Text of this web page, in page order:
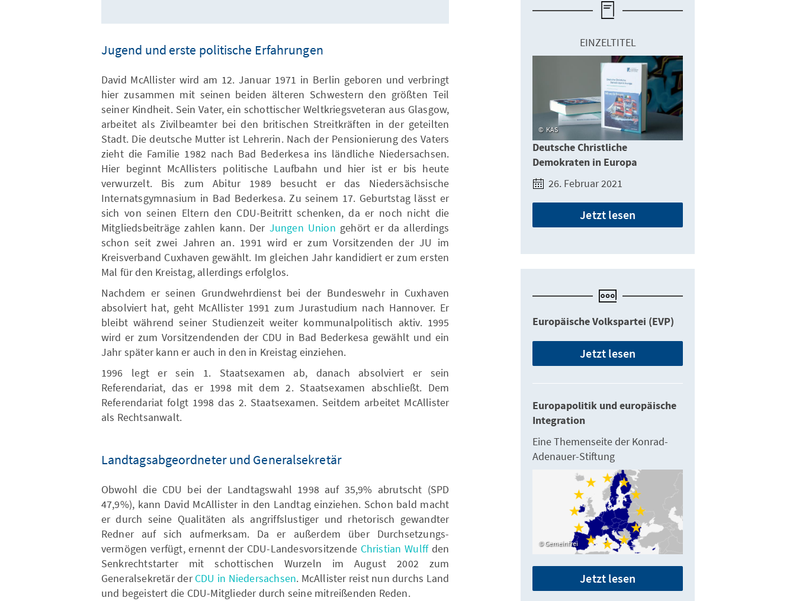
The Fund for American Studies.
Jugend und erste politische Erfahrungen
David McAllister wird am 12. Januar 1971 in Berlin geboren und verbringt
hier zusammen mit seinen beiden älteren Schwestern den größten Teil
seiner Kindheit. Sein Vater, ein schottischer Weltkriegsveteran aus Glasgow,
arbeitet als Zivilbeamter bei den britischen Streitkräften in der geteilten
Stadt. Die deutsche Mutter ist Lehrerin. Nach der Pensionierung des Vaters
zieht die Familie 1982 nach Bad Bederkesa ins ländliche Niedersachsen.
Hier beginnt McAllisters politische Laufbahn und hier ist er bis heute
verwurzelt. Bis zum Abitur 1989 besucht er das Niedersächsische
Internatsgymnasium in Bad Bederkesa. Zu seinem 17. Geburtstag lässt er
sich von seinen Eltern den CDU-Beitritt schenken, da er noch nicht die
Mitgliedsbeiträge zahlen kann. Der Jungen Union gehört er da allerdings
schon seit zwei Jahren an. 1991 wird er zum Vorsitzenden der JU im
Kreisverband Cuxhaven gewählt. Im gleichen Jahr kandidiert er zum ersten
Mal für den Kreistag, allerdings erfolglos.
Nachdem er seinen Grundwehrdienst bei der Bundeswehr in Cuxhaven
absolviert hat, geht McAllister 1991 zum Jurastudium nach Hannover. Er
bleibt während seiner Studienzeit weiter kommunalpolitisch aktiv. 1995
wird er zum Vorsitzendenden der CDU in Bad Bederkesa gewählt und ein
Jahr später kann er auch in den in Kreistag einziehen.
1996 legt er sein 1. Staatsexamen ab, danach absolviert er sein
Referendariat, das er 1998 mit dem 2. Staatsexamen abschließt. Dem
Referendariat folgt 1998 das 2. Staatsexamen. Seitdem arbeitet McAllister
als Rechtsanwalt.
Landtagsabgeordneter und Generalsekretär
Obwohl die CDU bei der Landtagswahl 1998 auf 35,9% abrutscht (SPD
47,9%), kann David McAllister in den Landtag einziehen. Schon bald macht
er durch seine Qualitäten als angriffslustiger und rhetorisch gewandter
Redner auf sich aufmerksam. Da er außerdem über Durchsetzungs-
vermögen verfügt, ernennt der CDU-Landesvorsitzende Christian Wulffden
Senkrechtstarter mit schottischen Wurzeln im August 2002 zum
Generalsekretär derCDU in Niedersachsen. McAllister reist nun durchs Land
und begeistert die CDU-Mitglieder durch seine mitreißenden Reden.
EINZELTITEL
KAS
Deutsche Christliche
Demokraten in Europa
26. Februar 2021
Jetzt lesen
Europäische Volkspartei (EVP)
Jetzt lesen
Europapolitik und europäische
Integration
Eine Themenseite der Konrad-
Adenauer-Stiftung
Gemeinfrei
Jetzt lesen